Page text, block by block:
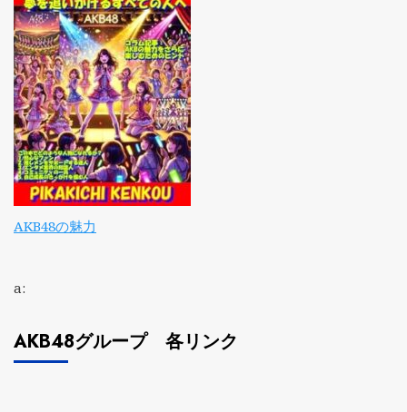
AKB48の魅力
a:
AKB48グループ 各リンク